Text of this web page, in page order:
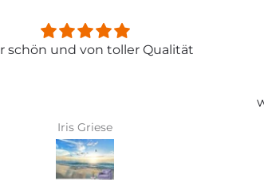
Entspricht genau meiner
Qualität .
Karin Bader